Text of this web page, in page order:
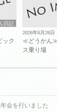
日記
ク
2026年6月26日
≪どうかん
ス乗り場
会を行いました